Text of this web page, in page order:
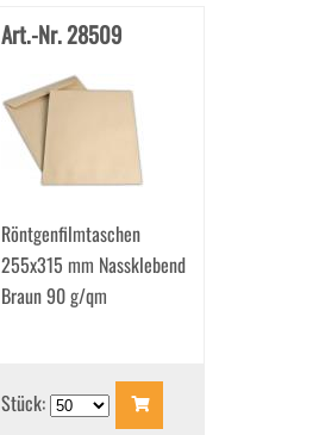
Art.-Nr. 28509
Röntgenfilmtaschen
255x315 mm Nassklebend
Braun 90 g/qm
Stück: